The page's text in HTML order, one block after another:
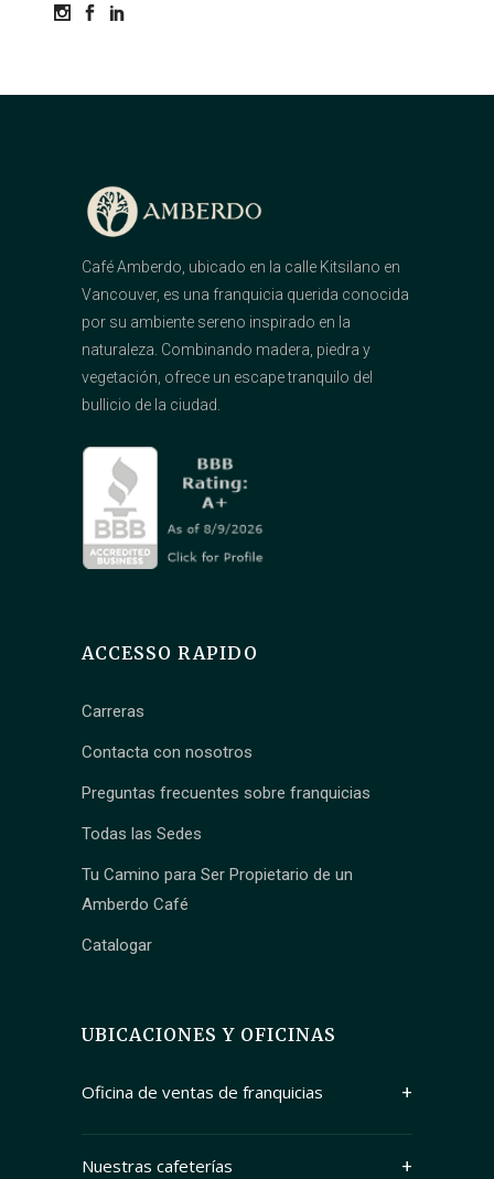
Café Amberdo, ubicado en la calle Kitsilano en
Vancouver, es una franquicia querida conocida
por su ambiente sereno inspirado en la
naturaleza. Combinando madera, piedra y
vegetación, ofrece un escape tranquilo del
bullicio de la ciudad.
ACCESSO RAPIDO
Carreras
Contacta con nosotros
Preguntas frecuentes sobre franquicias
Todas las Sedes
Tu Camino para Ser Propietario de un
Amberdo Café
Catalogar
UBICACIONES Y OFICINAS
Oficina de ventas de franquicias
Suite 1250, 409 Granville Street
Vancouver, Columbia Británica V6C 1T2
Nuestras cafeterías